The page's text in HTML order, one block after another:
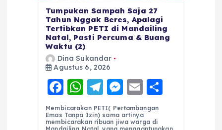
Tumpukan Sampah Saja 27
Tahun Nggak Beres, Apalagi
Tertibkan PETI di Mandailing
Natal, Pasti Percuma & Buang
Waktu (2)
Dina Sukandar
Agustus 6, 2026
F
a
c
W
h
a
T
el
e
M
e
ss
E
m
ai
Membicarakan PETI( Pertambangan
Emas Tanpa Izin) sama artinya
membicarakan ribuan jiwa warga di